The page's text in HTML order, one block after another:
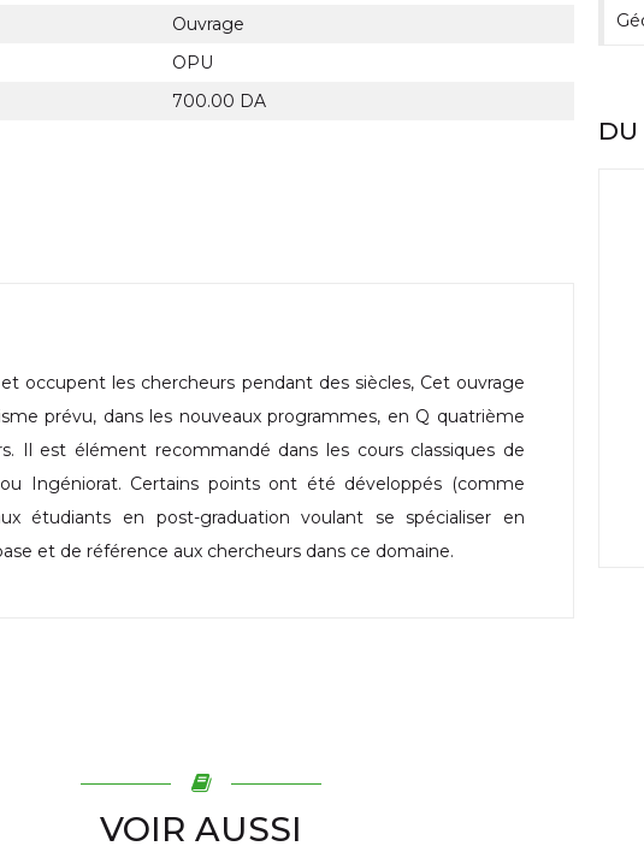
Ouvrage
OPU
700.00 DA
occupent les chercheurs pendant des siècles, Cet ouvrage
prévu, dans les nouveaux programmes, en Q quatrième
Il est élément recommandé dans les cours classiques de
Ingéniorat. Certains points ont été développés (comme
étudiants en post-graduation voulant se spécialiser en
et de référence aux chercheurs dans ce domaine.
VOIR AUSSI